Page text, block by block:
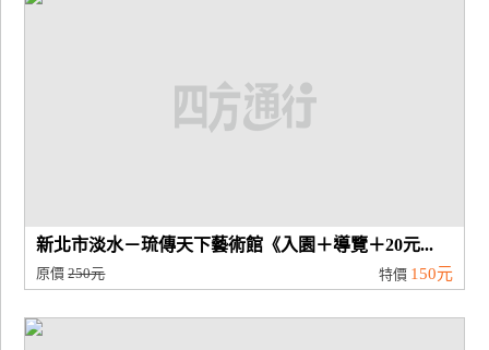
宣
傳
新北市淡水－琉傳天下藝術館《入園＋導覽＋20元...
原價250元 特價 150元